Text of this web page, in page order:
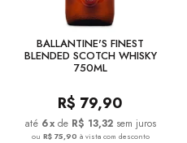
BALLANTINE'S FINEST
BLENDED SCOTCH WHISKY
750ML
R$ 79,90
6x de R$ 13,32 sem juros
ou R$ 75,90 à vista com desconto